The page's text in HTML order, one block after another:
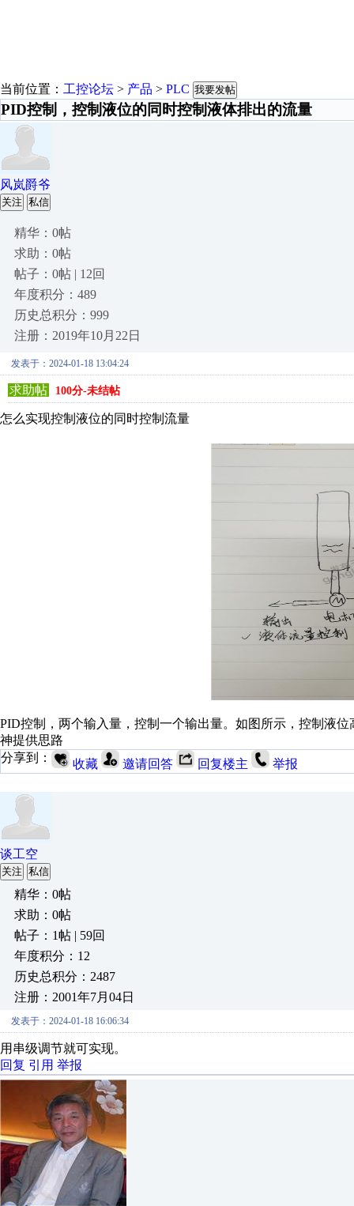
当前位置： 工控论坛 > 产品 > PLC 我要发帖
PID控制，控制液位的同时控制液体排出的流量
风岚爵爷
关注 私信
精华：0帖
求助：0帖
帖子：0帖 | 12回
年度积分：489
历史总积分：999
注册：2019年10月22日
发表于：2024-01-18 13:04:24
求助帖 100分-未结帖
怎么实现控制液位的同时控制流量
PID控制，两个输入量，控制一个输出量。如图所示，控制液
神提供思路
分享到：
收藏 邀请回答 回复楼主 举报
谈工空
关注 私信
精华：0帖
求助：0帖
帖子：1帖 | 59回
年度积分：12
历史总积分：2487
注册：2001年7月04日
发表于：2024-01-18 16:06:34
用串级调节就可实现。
回复 引用 举报